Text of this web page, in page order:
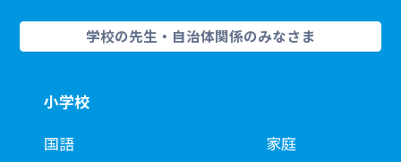
学校の先生・自治体関係のみなさま
小学校
国語
家庭